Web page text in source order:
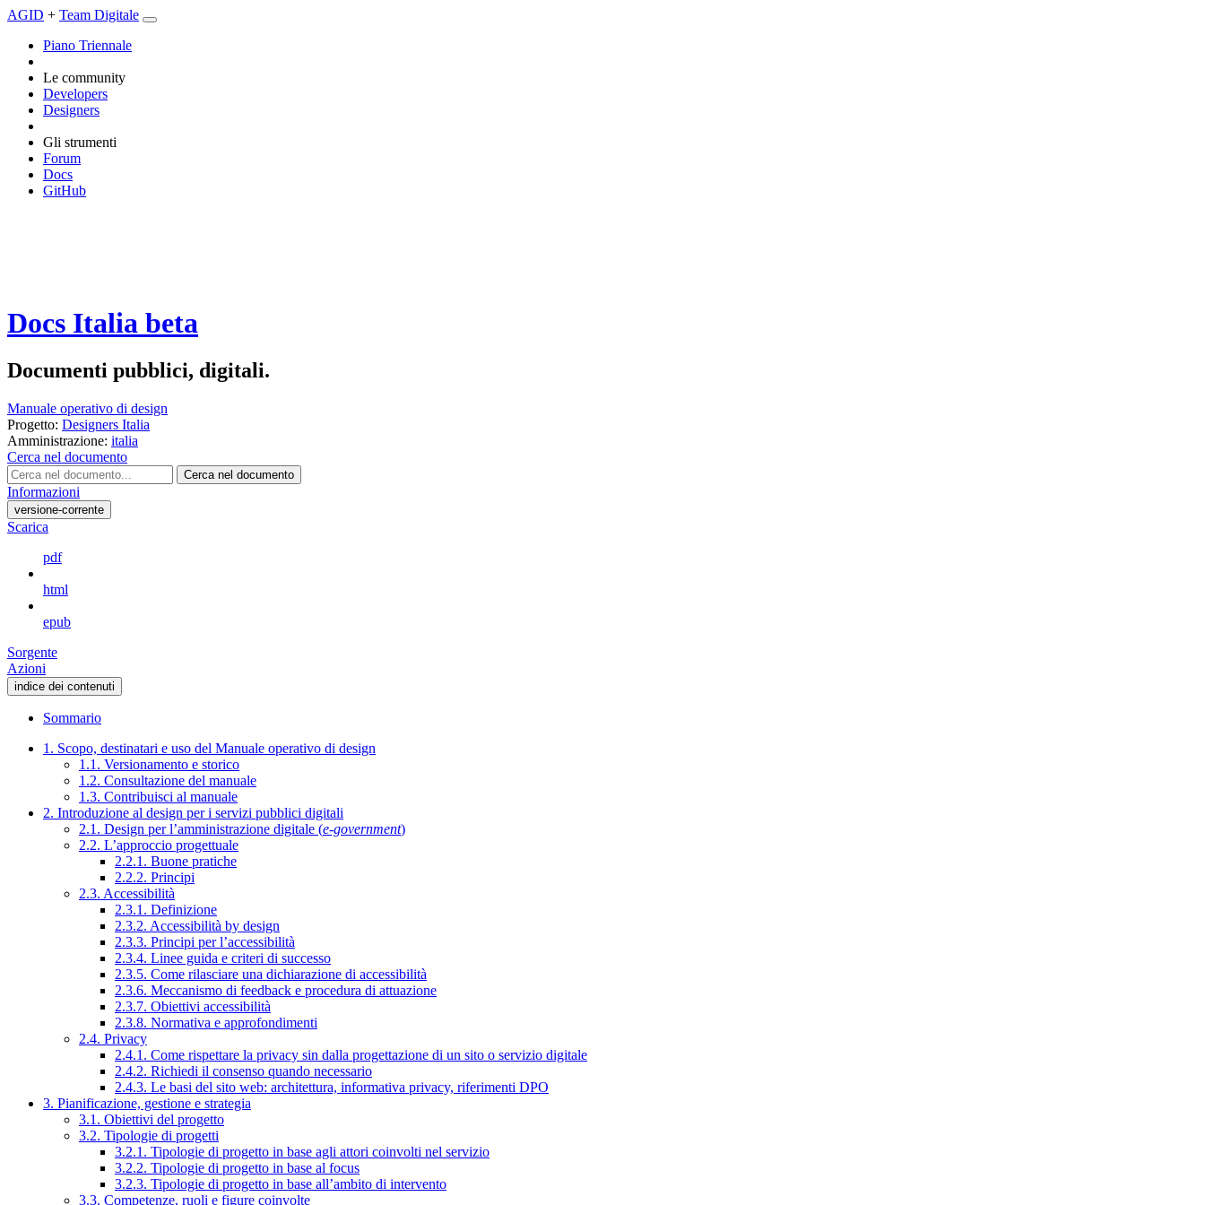
AGID + Team Digitale
Piano Triennale
Le community
Developers
Designers
Gli strumenti
Forum
Docs
GitHub
Docs Italia beta
Documenti pubblici, digitali.
Manuale operativo di design
Progetto: Designers Italia
Amministrazione: italia
Cerca nel documento
Cerca nel documento
Informazioni
versione-corrente
Scarica
pdf
html
epub
Sorgente
Azioni
indice dei contenuti
Sommario
1. Scopo, destinatari e uso del Manuale operativo di design
1.1. Versionamento e storico
1.2. Consultazione del manuale
1.3. Contribuisci al manuale
2. Introduzione al design per i servizi pubblici digitali
2.1. Design per l’amministrazione digitale (e-government)
2.2. L’approccio progettuale
2.2.1. Buone pratiche
2.2.2. Principi
2.3. Accessibilità
2.3.1. Definizione
2.3.2. Accessibilità by design
2.3.3. Principi per l’accessibilità
2.3.4. Linee guida e criteri di successo
2.3.5. Come rilasciare una dichiarazione di accessibilità
2.3.6. Meccanismo di feedback e procedura di attuazione
2.3.7. Obiettivi accessibilità
2.3.8. Normativa e approfondimenti
2.4. Privacy
2.4.1. Come rispettare la privacy sin dalla progettazione di un sito o servizio digitale
2.4.2. Richiedi il consenso quando necessario
2.4.3. Le basi del sito web: architettura, informativa privacy, riferimenti DPO
3. Pianificazione, gestione e strategia
3.1. Obiettivi del progetto
3.2. Tipologie di progetti
3.2.1. Tipologie di progetto in base agli attori coinvolti nel servizio
3.2.2. Tipologie di progetto in base al focus
3.2.3. Tipologie di progetto in base all’ambito di intervento
3.3. Competenze, ruoli e figure coinvolte